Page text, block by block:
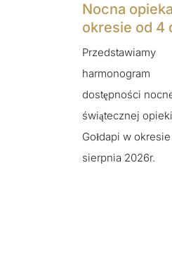
Nocna
okresie od 4
Przedstawiamy
harmonogram
dostępności
świątecznej
Gołdapi w
sierpnia 2026r.